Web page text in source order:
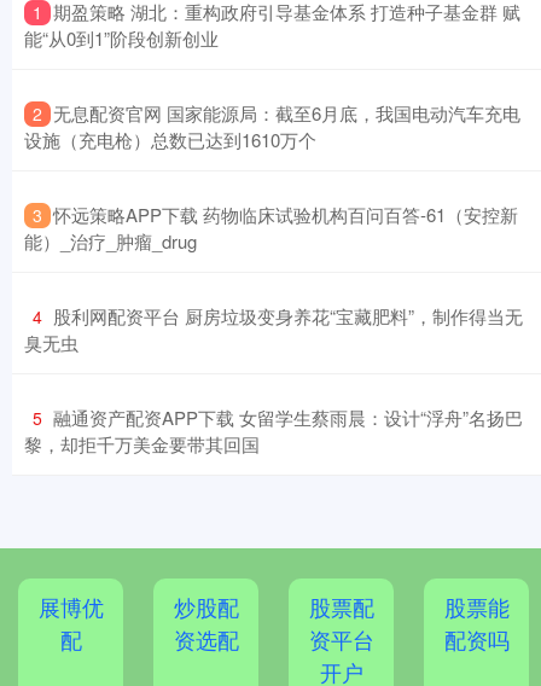
1 ​期盈策略 湖北：重构政府引导基金体系 打造种子基金群 赋
能“从0到1”阶段创新创业
2 ​无息配资官网 国家能源局：截至6月底，我国电动汽车充电
设施（充电枪）总数已达到1610万个
3 ​怀远策略APP下载 药物临床试验机构百问百答-61（安控新
能）_治疗_肿瘤_drug
4 ​股利网配资平台 厨房垃圾变身养花“宝藏肥料”，制作得当无
臭无虫
5 ​融通资产配资APP下载 女留学生蔡雨晨：设计“浮舟”名扬巴
黎，却拒千万美金要带其回国
展博优
配
炒股配
资选配
股票配
资平台
开户
股票能
配资吗